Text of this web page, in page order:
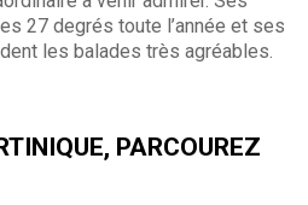
27 degrés toute l’année et ses
les balades très agréables.
PARCOUREZ